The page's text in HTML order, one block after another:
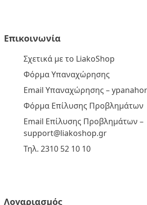
Επικοινωνία
Σχετικά με το LiakoShop
Φόρμα Υπαναχώρησης
Email Υπαναχώρησης –
Φόρμα Επίλυσης Προβλημάτων
Email Επίλυσης Προβλημάτων –
support@liakoshop.gr
Τηλ. 2310 52 10 10
Λογαριασμός